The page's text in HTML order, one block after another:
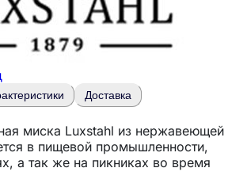
Доставка
миска Luxstahl из нержавеющей
в пищевой промышленности,
а так же на пикниках во время